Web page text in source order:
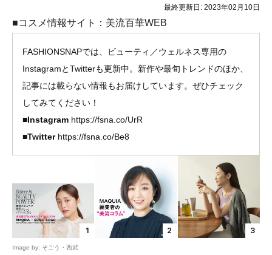
最終更新日: 2023年02月10日
■コスメ情報サイト：美流百華WEB
FASHIONSNAPでは、ビューティ／ウェルネス専用の
InstagramとTwitterも更新中。新作や最旬トレンドのほか、
記事には載らない情報もお届けしています。ぜひチェック
してみてください！
■Instagram https://fsna.co/UrR
■Twitter https://fsna.co/Be8
1
Image by: そごう・西武
2 3